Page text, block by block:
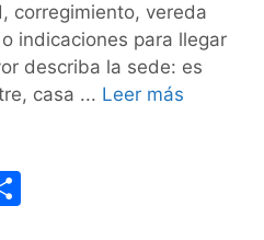
corregimiento, vereda
indicaciones para llegar
describa la sede: es
casa ... Leer más